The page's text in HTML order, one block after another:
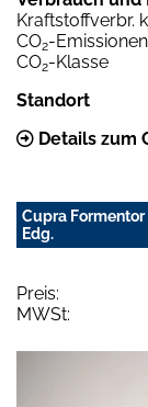
Kraftstoffverbr.
CO2-
CO2-Klasse
Standort
Details zum
Cupra Formentor
Edg.
Preis:
MWSt: